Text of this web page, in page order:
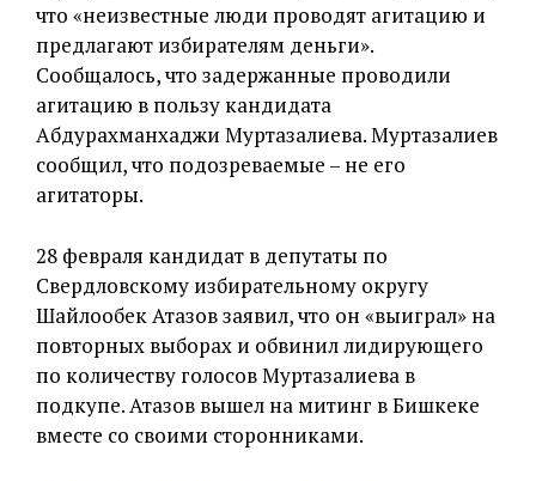
что «неизвестные люди проводят агитацию и
предлагают избирателям деньги».
Сообщалось, что задержанные проводили
агитацию в пользу кандидата
Абдурахманхаджи Муртазалиева. Муртазалиев
сообщил, что подозреваемые – не его
агитаторы.
28 февраля кандидат в депутаты по
Свердловскому избирательному округу
Шайлообек Атазов заявил, что он «выиграл» на
повторных выборах и обвинил лидирующего
по количеству голосов Муртазалиева в
подкупе. Атазов вышел на митинг в Бишкеке
вместе со своими сторонниками.